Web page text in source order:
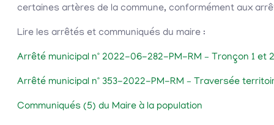
certaines artères de la commune, conformément aux
Lire les arrêtés et communiqués du maire :
Arrêté municipal n° 2022-06-282-PM-RM – Tronçon 1 et
Arrêté municipal n° 353-2022-PM-RM – Traversée
Communiqués (5) du Maire à la population